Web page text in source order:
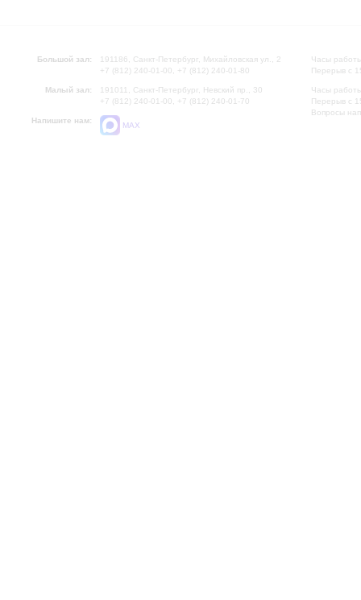
Большой зал:
191186, Санкт-Петербург, Михайловская ул., 2
+7 (812) 240-01-00, +7 (812) 240-01-80
Малый зал:
191011, Санкт-Петербург, Невский пр., 30
+7 (812) 240-01-00, +7 (812) 240-01-70
Напишите нам:
MAX
Часы
Перерыв с
Часы
Перерыв с
Вопросы